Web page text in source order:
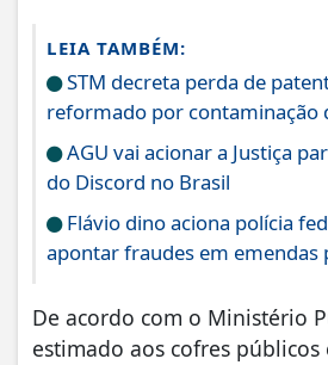
LEIA TAMBÉM:
STM decreta perda de
reformado por contaminação
AGU vai acionar a Justiça
do Discord no Brasil
Flávio dino aciona polícia
apontar fraudes em emendas
De acordo com o Ministério
estimado aos cofres públicos